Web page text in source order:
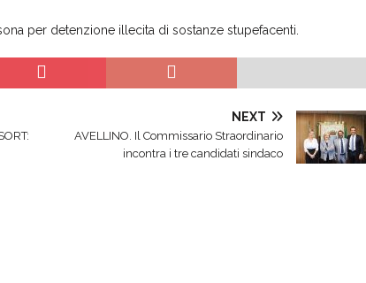
per detenzione illecita di sostanze stupefacenti.
NEXT
AVELLINO. Il Commissario Straordinario
incontra i tre candidati sindaco